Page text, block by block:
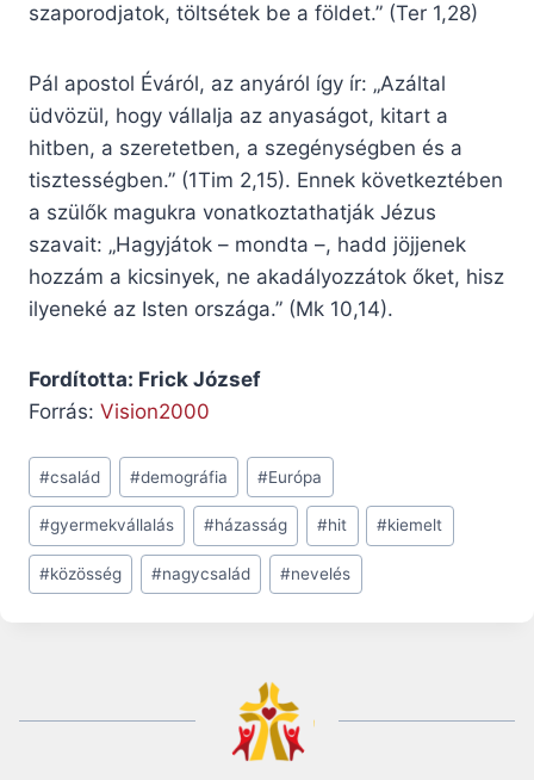
szaporodjatok, töltsétek be a földet.” (Ter 1,28)
Pál apostol Éváról, az anyáról így ír: „Azáltal
üdvözül, hogy vállalja az anyaságot, kitart a
hitben, a szeretetben, a szegénységben és a
tisztességben.” (1Tim 2,15). Ennek következtében
a szülők magukra vonatkoztathatják Jézus
szavait: „Hagyjátok – mondta –, hadd jöjjenek
hozzám a kicsinyek, ne akadályozzátok őket, hisz
ilyeneké az Isten országa.” (Mk 10,14).
Fordította: Frick József
Forrás: Vision2000
Post
Tags:
#család #demográfia #Európa
#gyermekvállalás #házasság #hit #kiemelt
#közösség #nagycsalád #nevelés